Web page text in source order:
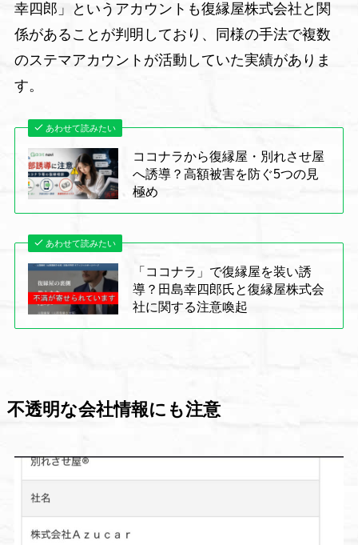
幸四郎」というアカウントも復縁屋株式会社と関
係があることが判明しており、同様の手法で複数
のステマアカウントが活動していた実績がありま
す。
あわせて読みたい
ココナラから復縁屋・別れさせ屋
へ誘導？高額被害を防ぐ5つの見
極め
あわせて読みたい
「ココナラ」で復縁屋を装い誘
導？田島幸四郎氏と復縁屋株式会
社に関する注意喚起
不透明な会社情報にも注意